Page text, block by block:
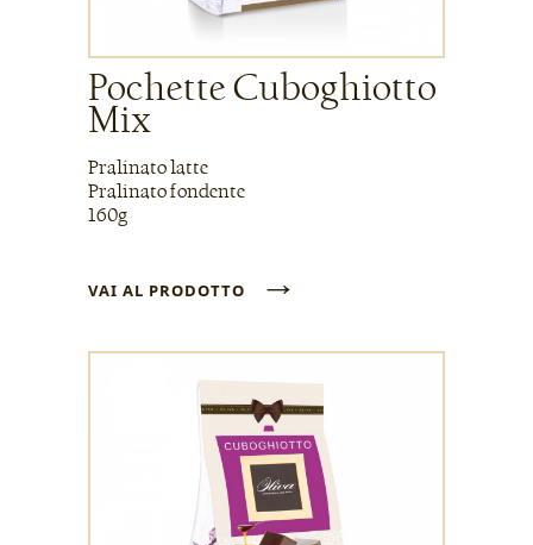
Pochette Cuboghiotto
Mix
Pralinato latte
Pralinato fondente
160g
VAI AL PRODOTTO →